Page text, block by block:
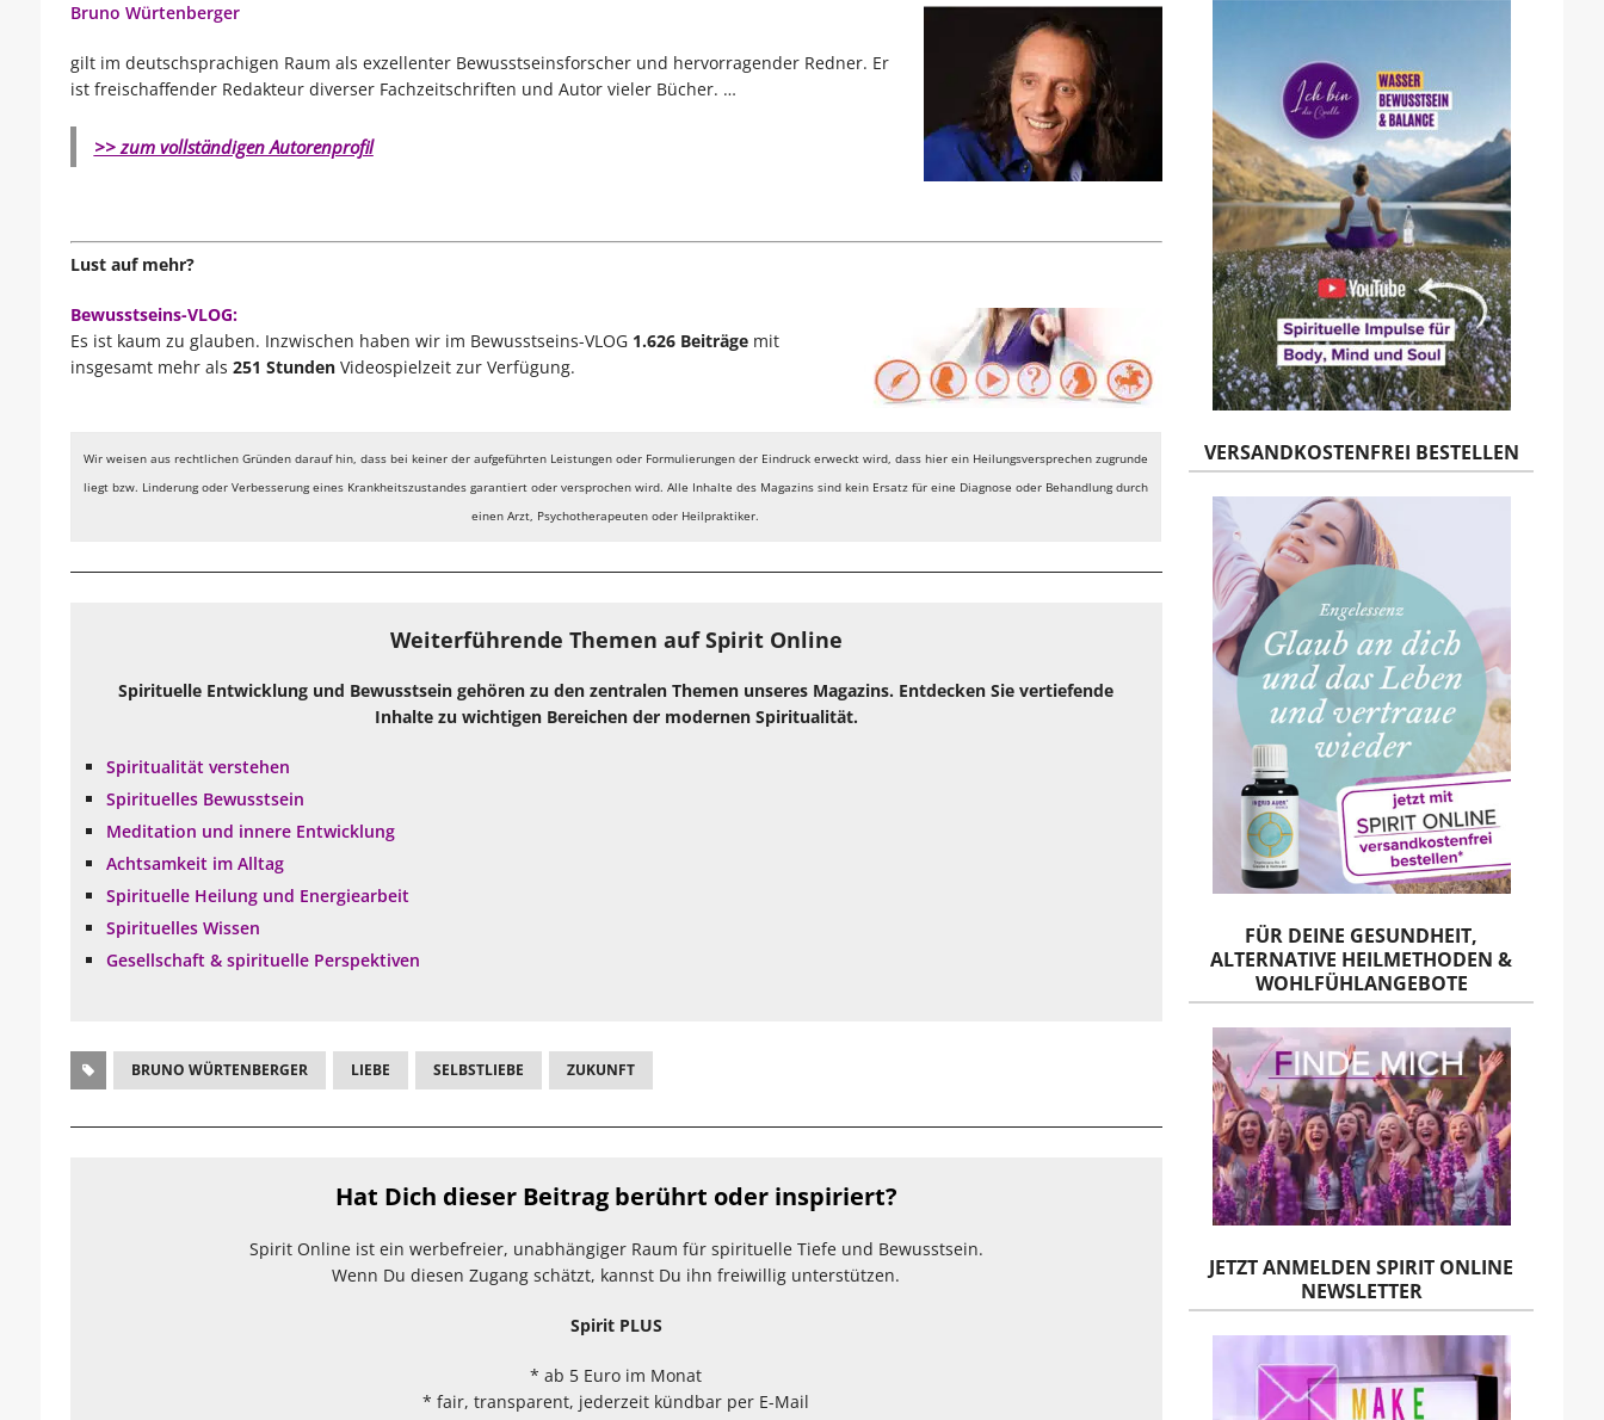
Bruno Würtenberger
gilt im deutschsprachigen Raum als exzellenter Bewusstseinsforscher und hervorragender Redner. Er
ist freischaffender Redakteur diverser Fachzeitschriften und Autor vieler Bücher. …
>> zum vollständigen Autorenprofil
Lust auf mehr?​
Bewusstseins-VLOG:
Es ist kaum zu glauben. Inzwischen haben wir im Bewusstseins-VLOG 1.626 Beiträgemit
insgesamt mehr als 251 Stunden Videospielzeit zur Verfügung.
Wir weisen aus rechtlichen Gründen darauf hin, dass bei keiner der aufgeführten Leistungen oder Formulierungen der Eindruck erweckt wird, dass hier ein Heilungsversprechen zugrunde
liegt bzw. Linderung oder Verbesserung eines Krankheitszustandes garantiert oder versprochen wird. Alle Inhalte des Magazins sind kein Ersatz für eine Diagnose oder Behandlung durch
einen Arzt, Psychotherapeuten oder Heilpraktiker.
Weiterführende Themen auf Spirit Online
Spirituelle Entwicklung und Bewusstsein gehören zu den zentralen Themen unseres Magazins. Entdecken Sie vertiefende
Inhalte zu wichtigen Bereichen der modernen Spiritualität.
Spiritualität verstehen
Spirituelles Bewusstsein
Meditation und innere Entwicklung
Achtsamkeit im Alltag
Spirituelle Heilung und Energiearbeit
Spirituelles Wissen
Gesellschaft & spirituelle Perspektiven
BRUNO WÜRTENBERGER LIEBE SELBSTLIEBE ZUKUNFT
Hat Dich dieser Beitrag berührt oder inspiriert?
Spirit Online ist ein werbefreier, unabhängiger Raum für spirituelle Tiefe und Bewusstsein.
Wenn Du diesen Zugang schätzt, kannst Du ihn freiwillig unterstützen.
Spirit PLUS
* ab 5 Euro im Monat
* fair, transparent, jederzeit kündbar per E-Mail
VERSANDKOSTENFREI BESTELLEN
FÜR DEINE GESUNDHEIT,
ALTERNATIVE HEILMETHODEN &
WOHLFÜHLANGEBOTE
JETZT ANMELDEN SPIRIT ONLINE
NEWSLETTER